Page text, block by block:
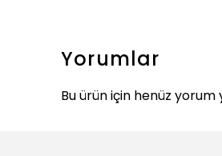
Yorumlar
Bu ürün için henüz yorum